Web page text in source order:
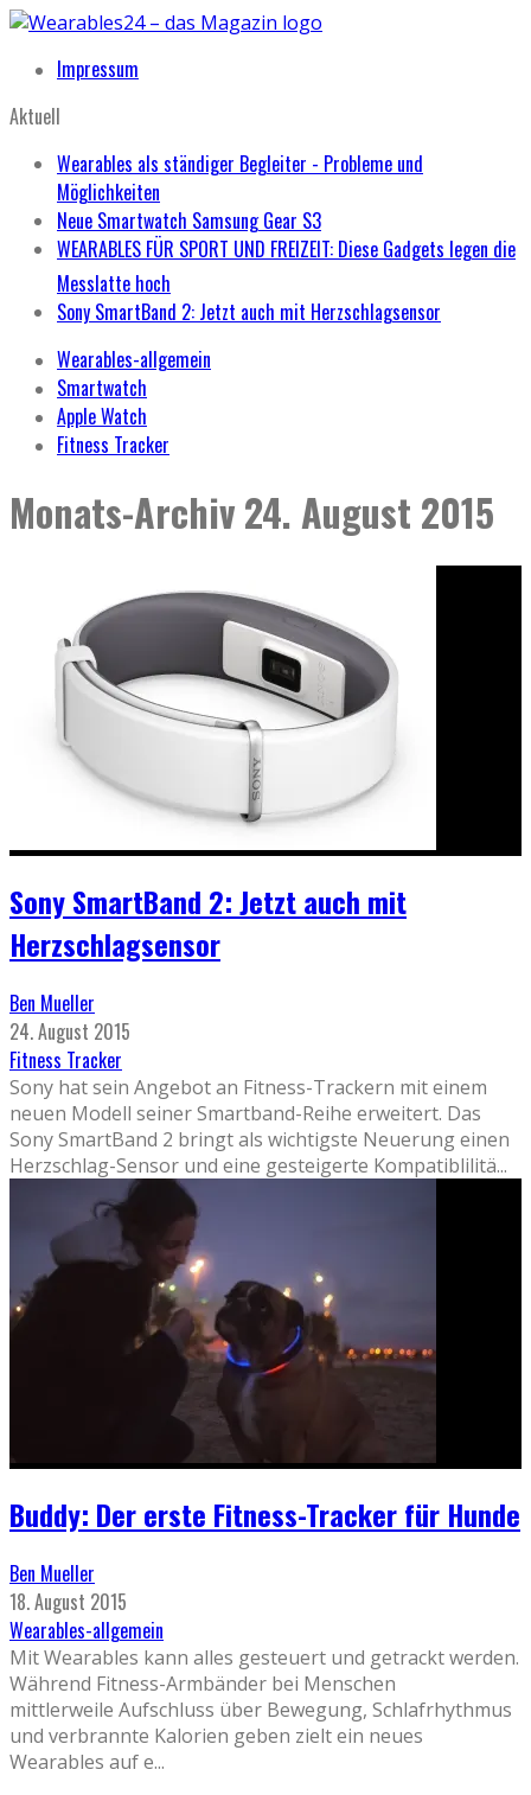
Impressum
Aktuell
Wearables als ständiger Begleiter - Probleme und
Möglichkeiten
Neue Smartwatch Samsung Gear S3
WEARABLES FÜR SPORT UND FREIZEIT: Diese Gadgets legen die
Messlatte hoch
Sony SmartBand 2: Jetzt auch mit Herzschlagsensor
Wearables-allgemein
Smartwatch
Apple Watch
Fitness Tracker
Monats-Archiv24. August 2015
Sony SmartBand 2: Jetzt auch mit
Herzschlagsensor
Ben Mueller
24. August 2015
Fitness Tracker
Sony hat sein Angebot an Fitness-Trackern mit einem
neuen Modell seiner Smartband-Reihe erweitert. Das
Sony SmartBand 2 bringt als wichtigste Neuerung einen
Herzschlag-Sensor und eine gesteigerte Kompatiblilitä...
Buddy: Der erste Fitness-Tracker für Hunde
Ben Mueller
18. August 2015
Wearables-allgemein
Mit Wearables kann alles gesteuert und getrackt werden.
Während Fitness-Armbänder bei Menschen
mittlerweile Aufschluss über Bewegung, Schlafrhythmus
und verbrannte Kalorien geben zielt ein neues
Wearables auf e...